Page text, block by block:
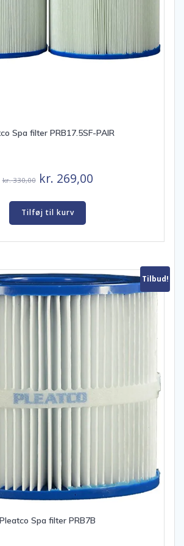
Spa filter PRB17.5SF-PAIR
kr.330,00 Den
pris
var:
kr. 330,00.
kr. 269,00Den
kr. 269,00.
Tilføj til kurv
Tilbud!
Pleatco Spa filter PRB7B